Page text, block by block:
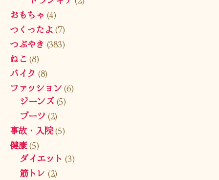
おもちゃ (4)
つくったよ(7)
つぶやき (383)
ねこ (8)
バイク (8)
ファッション(6)
ジーンズ(5)
ブーツ (2)
事故・入院(5)
健康(5)
ダイエット (3)
筋トレ (2)